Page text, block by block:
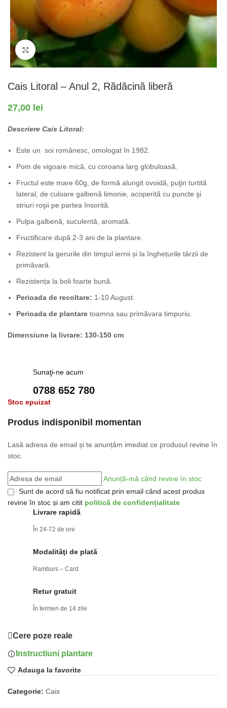
Fă clic pentru a mări
Cais Litoral – Anul 2, Rădăcină liberă
27,00 lei
Descriere Cais Litoral:
Este un soi românesc, omologat în 1982.
Pom de vigoare mică, cu coroana larg globuloasă.
Fructul este mare 60g, de formă alungit ovoidă, puţin turtită
lateral, de culoare galbenă limonie, acoperită cu puncte şi
striuri roşii pe partea însorită.
Pulpa galbenă, suculentă, aromată.
Fructificare după 2-3 ani de la plantare.
Rezistent la gerurile din timpul iernii și la înghețurile târzii de
primăvară.
Rezistența la boli foarte bună.
Perioada de recoltare: 1-10 August.
Perioada de plantare toamna sau primăvara timpuriu.
Dimensiune la livrare: 130-150 cm
Sunaţi-ne acum
0788 652 780
Stoc epuizat
Produs indisponibil momentan
Lasă adresa de email și te anunțăm imediat ce produsul revine în
stoc.
Anunță-mă când revine în stoc
Sunt de acord să fiu notificat prin email când acest produs
revine în stoc și am citit politică de confidențialitate
Livrare rapidă
În 24-72 de ore
Modalităţi de plată
Ramburs – Card
Retur gratuit
În termen de 14 zile
Cere poze reale
Instructiuni plantare
Adauga la favorite
Categorie: Cais